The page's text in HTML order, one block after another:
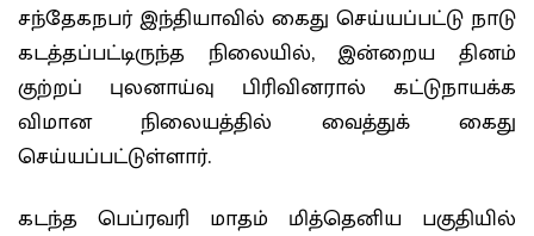
சந்தேகநபர் இந்தியாவில் கைது செய்யப்பட்டு நாடு
கடத்தப்பட்டிருந்த நிலையில், இன்றைய தினம்
குற்றப் புலனாய்வு பிரிவினரால் கட்டுநாயக்க
விமான நிலையத்தில் வைத்துக் கைது
செய்யப்பட்டுள்ளார்.
கடந்த பெப்ரவரி மாதம் மித்தெனிய பகுதியில்